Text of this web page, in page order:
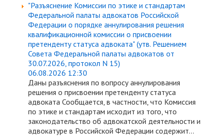
"Разъяснение Комиссии по этике и стандартам
Федеральной палаты адвокатов Российской
Федерации о порядке аннулирования решения
квалификационной комиссии о присвоении
претенденту статуса адвоката" (утв. Решением
Совета Федеральной палаты адвокатов от
30.07.2026, протокол N 15)
06.08.2026 12:30
Даны разъяснения по вопросу аннулирования
решения о присвоении претенденту статуса
адвоката Сообщается, в частности, что Комиссия
по этике и стандартам исходит из того, что
законодательство об адвокатской деятельности и
адвокатуре в Российской Федерации содержит...